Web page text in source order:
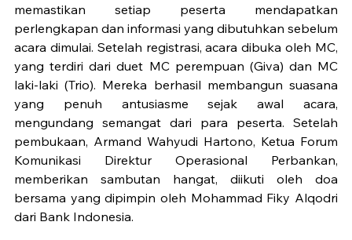
memastikan setiap peserta mendapatkan
perlengkapan dan informasi yang dibutuhkan sebelum
acara dimulai. Setelah registrasi, acara dibuka oleh MC,
yang terdiri dari duet MC perempuan (Giva) dan MC
laki-laki (Trio). Mereka berhasil membangun suasana
yang penuh antusiasme sejak awal acara,
mengundang semangat dari para peserta. Setelah
pembukaan, Armand Wahyudi Hartono, Ketua Forum
Komunikasi Direktur Operasional Perbankan,
memberikan sambutan hangat, diikuti oleh doa
bersama yang dipimpin oleh Mohammad Fiky Alqodri
dari Bank Indonesia.